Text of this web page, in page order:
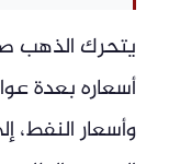
يتحرك الذهب
أسعاره بعدة
وأسعار النفط،